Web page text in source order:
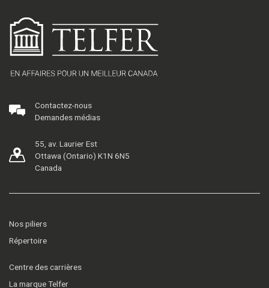
Contactez-nous
Demandes médias
55, av. Laurier Est
Ottawa (Ontario) K1N 6N5
Canada
Nos piliers
Répertoire
Centre des carrières
La marque Telfer